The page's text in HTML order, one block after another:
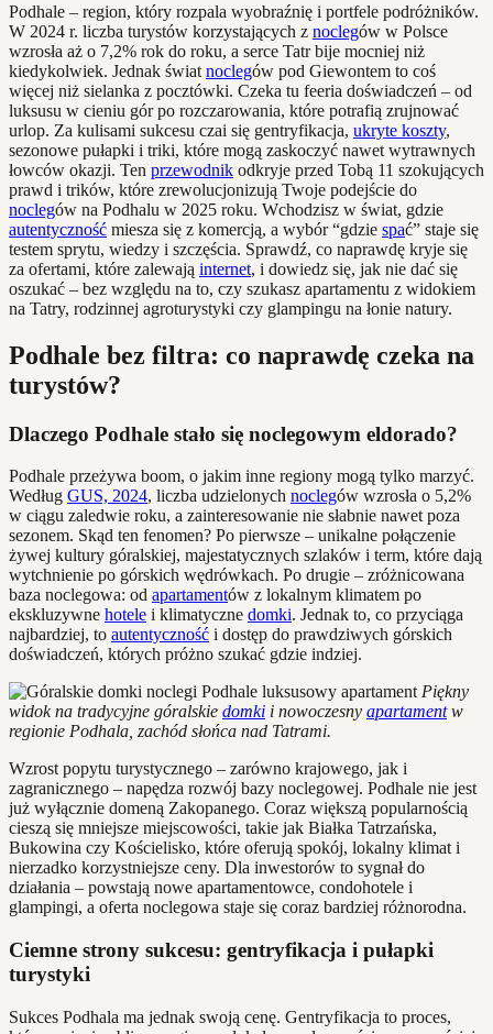
Podhale – region, który rozpala wyobraźnię i portfele podróżników.
W 2024 r. liczba turystów korzystających z noclegów w Polsce
wzrosła aż o 7,2% rok do roku, a serce Tatr bije mocniej niż
kiedykolwiek. Jednak świat noclegów pod Giewontem to coś
więcej niż sielanka z pocztówki. Czeka tu feeria doświadczeń – od
luksusu w cieniu gór po rozczarowania, które potrafią zrujnować
urlop. Za kulisami sukcesu czai się gentryfikacja, ukryte koszty,
sezonowe pułapki i triki, które mogą zaskoczyć nawet wytrawnych
łowców okazji. Ten przewodnik odkryje przed Tobą 11 szokujących
prawd i trików, które zrewolucjonizują Twoje podejście do
noclegów na Podhalu w 2025 roku. Wchodzisz w świat, gdzie
autentyczność miesza się z komercją, a wybór “gdzie spać” staje się
testem sprytu, wiedzy i szczęścia. Sprawdź, co naprawdę kryje się
za ofertami, które zalewają internet, i dowiedz się, jak nie dać się
oszukać – bez względu na to, czy szukasz apartamentu z widokiem
na Tatry, rodzinnej agroturystyki czy glampingu na łonie natury.
Podhale bez filtra: co naprawdę czeka na
turystów?
Dlaczego Podhale stało się noclegowym eldorado?
Podhale przeżywa boom, o jakim inne regiony mogą tylko marzyć.
Według GUS, 2024, liczba udzielonych noclegów wzrosła o 5,2%
w ciągu zaledwie roku, a zainteresowanie nie słabnie nawet poza
sezonem. Skąd ten fenomen? Po pierwsze – unikalne połączenie
żywej kultury góralskiej, majestatycznych szlaków i term, które dają
wytchnienie po górskich wędrówkach. Po drugie – zróżnicowana
baza noclegowa: od apartamentów z lokalnym klimatem po
ekskluzywne hotele i klimatyczne domki. Jednak to, co przyciąga
najbardziej, to autentyczność i dostęp do prawdziwych górskich
doświadczeń, których próżno szukać gdzie indziej.
Piękny
widok na tradycyjne góralskie domki i nowoczesny apartamentw
regionie Podhala, zachód słońca nad Tatrami.
Wzrost popytu turystycznego – zarówno krajowego, jak i
zagranicznego – napędza rozwój bazy noclegowej. Podhale nie jest
już wyłącznie domeną Zakopanego. Coraz większą popularnością
cieszą się mniejsze miejscowości, takie jak Białka Tatrzańska,
Bukowina czy Kościelisko, które oferują spokój, lokalny klimat i
nierzadko korzystniejsze ceny. Dla inwestorów to sygnał do
działania – powstają nowe apartamentowce, condohotele i
glampingi, a oferta noclegowa staje się coraz bardziej różnorodna.
Ciemne strony sukcesu: gentryfikacja i pułapki
turystyki
Sukces Podhala ma jednak swoją cenę. Gentryfikacja to proces,